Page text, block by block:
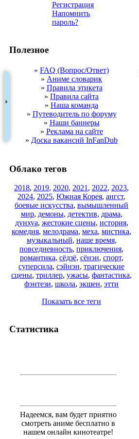
Регистрация
Напомнить
пароль?
Полезное
» FAQ (Вопрос/Ответ)
» Аниме словарик
» Правила этикета
» Правила сайта
» Наша команда
» Путеводитель по форуму
» Наши баннеры
» Реклама на сайте
» Доска вакансий InFanDub
Облако тегов
2018, 2019, 2020, 2021 , 2022, 2023,
2024, 2025, Южная Корея, ангст,
боевые искусства, вымышленный
мир, демоны, детектив, драма,
дунхуа, жестокие сцены, история,
комедия, мелодрама, меха, мистика,
музыкальный, наше время,
повседневность, приключения,
романтика, сёдзё, сёнэн, спорт,
суперсила, сэйнэн, трагические
сцены, триллер, ужасы, фантастика,
фэнтези, школа, экшен, этти
Показать все теги
Статистика
Надеемся, вам будет приятно
смотреть аниме бесплатно в
нашем онлайн кинотеатре!